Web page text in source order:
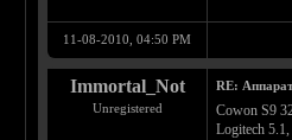
11-08-2010, 04:50 PM
Immortal_Not
Unregistered
RE:
Cowon S9
Logitech